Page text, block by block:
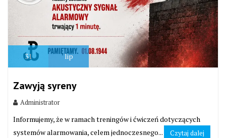
31 lip
Zawyją syreny
Administrator
Informujemy, że w ramach treningów i ćwiczeń dotyczących
systemów alarmowania, celem jednoczesnego...
Czytaj dalej